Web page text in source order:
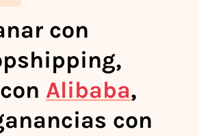
con
Alibaba,
con